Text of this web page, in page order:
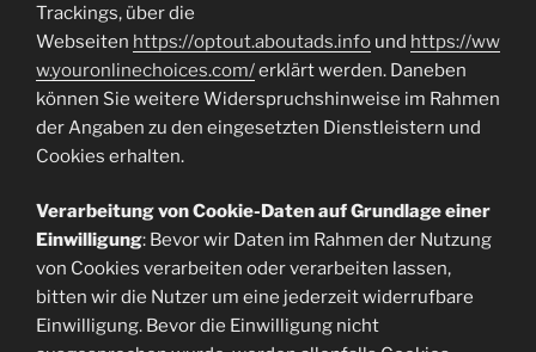
Trackings, über die
Webseiten https://optout.aboutads.info und https://ww
w.youronlinechoices.com/erklärt werden. Daneben
können Sie weitere Widerspruchshinweise im Rahmen
der Angaben zu den eingesetzten Dienstleistern und
Cookies erhalten.
Verarbeitung von Cookie-Daten auf Grundlage einer
Einwilligung: Bevor wir Daten im Rahmen der Nutzung
von Cookies verarbeiten oder verarbeiten lassen,
bitten wir die Nutzer um eine jederzeit widerrufbare
Einwilligung. Bevor die Einwilligung nicht